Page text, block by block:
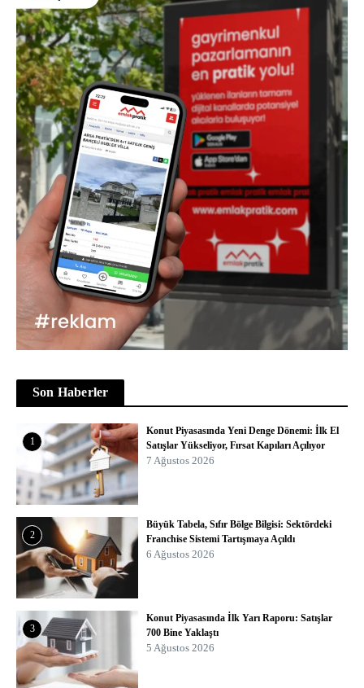
Son Haberler
1
Konut Piyasasında Yeni Denge Dönemi: İlk El
Satışlar Yükseliyor, Fırsat Kapıları Açılıyor
7 Ağustos 2026
2
Büyük Tabela, Sıfır Bölge Bilgisi: Sektördeki
Franchise Sistemi Tartışmaya Açıldı
6 Ağustos 2026
3
Konut Piyasasında İlk Yarı Raporu: Satışlar
700 Bine Yaklaştı
5 Ağustos 2026